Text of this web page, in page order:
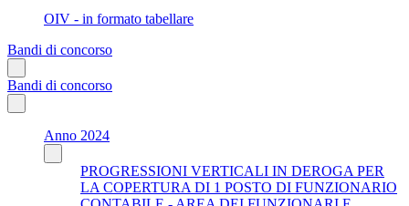
OIV - in formato tabellare
Bandi di concorso
Bandi di concorso
Anno 2024
PROGRESSIONI VERTICALI IN DEROGA PER
LA COPERTURA DI 1 POSTO DI FUNZIONARIO